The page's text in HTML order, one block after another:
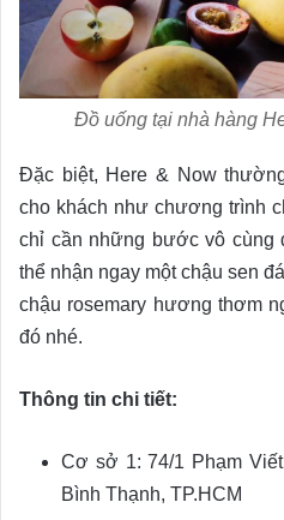
Đồ uống tại nhà hàng
Đặc biệt, Here & Now
cho khách như chương trình
chỉ cần những bước vô cùng
thể nhận ngay một chậu sen
chậu rosemary hương thơm
đó nhé.
Thông tin chi tiết:
Cơ sở 1: 74/1 Phạm
Bình Thạnh, TP.HCM